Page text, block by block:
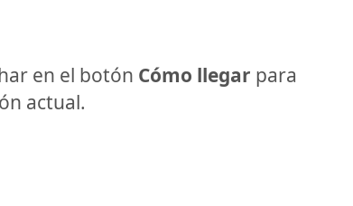
en el botón Cómo llegar para
actual.